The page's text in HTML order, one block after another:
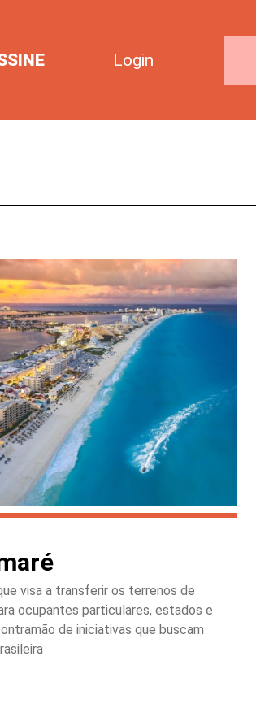
Login
visa a transferir os terrenos de
ocupantes particulares, estados e
de iniciativas que buscam